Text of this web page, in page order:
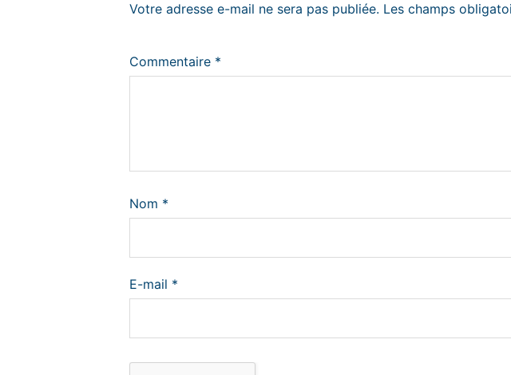
Votre adresse e-mail ne sera pas publiée. Les champs
Commentaire *
Nom *
E-mail *